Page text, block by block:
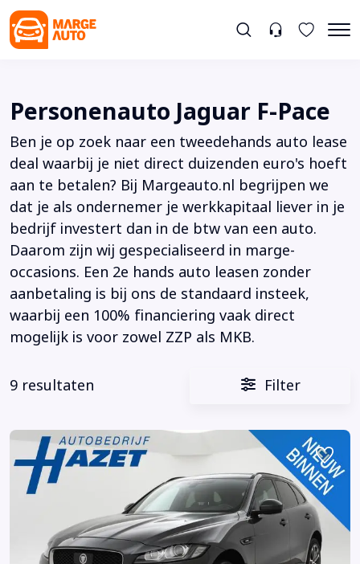
Personenauto Jaguar F-Pace
Ben je op zoek naar een tweedehands auto lease
deal waarbij je niet direct duizenden euro's hoeft
aan te betalen? Bij Margeauto.nl begrijpen we
dat je als ondernemer je werkkapitaal liever in je
bedrijf investert dan in de btw van een auto.
Daarom zijn wij gespecialiseerd in marge-
occasions. Een 2e hands auto leasen zonder
aanbetaling is bij ons de standaard insteek,
waarbij een 100% financiering vaak direct
mogelijk is voor zowel ZZP als MKB.
9 resultaten Filter